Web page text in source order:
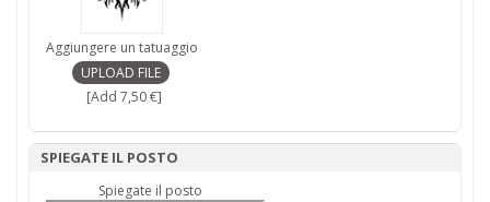
Aggiungere un tatuaggio
[Add 7,50 €]
SPIEGATE IL POSTO
Spiegate il posto